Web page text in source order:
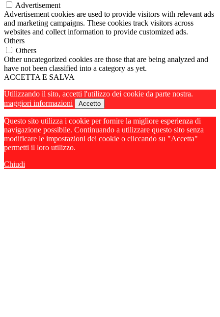
Advertisement
Advertisement cookies are used to provide visitors with relevant ads
and marketing campaigns. These cookies track visitors across
websites and collect information to provide customized ads.
Others
Others
Other uncategorized cookies are those that are being analyzed and
have not been classified into a category as yet.
ACCETTA E SALVA
Utilizzando il sito, accetti l'utilizzo dei cookie da parte nostra.
maggiori informazioni
Accetto
Questo sito utilizza i cookie per fornire la migliore esperienza di
navigazione possibile. Continuando a utilizzare questo sito senza
modificare le impostazioni dei cookie o cliccando su "Accetta"
permetti il loro utilizzo.
Chiudi